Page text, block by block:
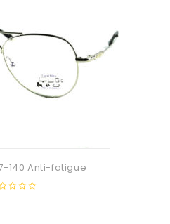
140 Anti-fatigue